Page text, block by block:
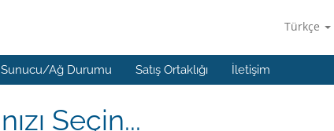
Türkçe
Sunucu/Ağ Durumu Satış Ortaklığı İletişim
Seçin...